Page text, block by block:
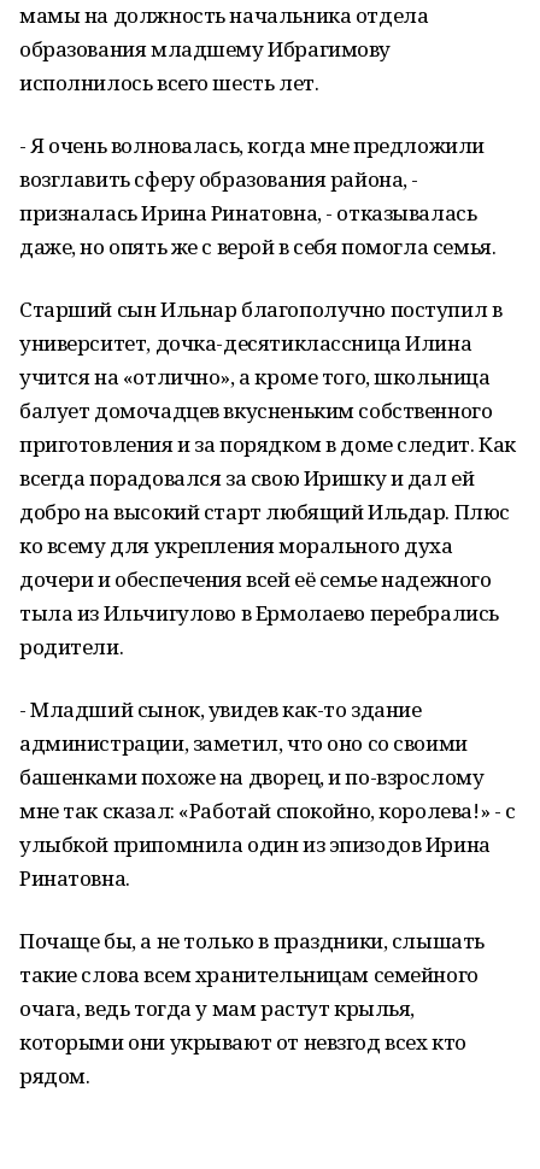
мамы на должность начальника отдела
образования младшему Ибрагимову
исполнилось всего шесть лет.
- Я очень волновалась, когда мне предложили
возглавить сферу образования района, -
призналась Ирина Ринатовна, - отказывалась
даже, но опять же с верой в себя помогла семья.
Старший сын Ильнар благополучно поступил в
университет, дочка-десятиклассница Илина
учится на «отлично», а кроме того, школьница
балует домочадцев вкусненьким собственного
приготовления и за порядком в доме следит. Как
всегда порадовался за свою Иришку и дал ей
добро на высокий старт любящий Ильдар. Плюс
ко всему для укрепления морального духа
дочери и обеспечения всей её семье надежного
тыла из Ильчигулово в Ермолаево перебрались
родители.
- Младший сынок, увидев как-то здание
администрации, заметил, что оно со своими
башенками похоже на дворец, и по-взрослому
мне так сказал: «Работай спокойно, королева!» - с
улыбкой припомнила один из эпизодов Ирина
Ринатовна.
Почаще бы, а не только в праздники, слышать
такие слова всем хранительницам семейного
очага, ведь тогда у мам растут крылья,
которыми они укрывают от невзгод всех кто
рядом.